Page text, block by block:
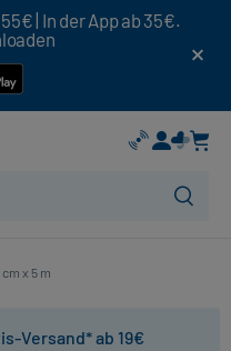
| In der App ab 35€.
x 5 m
Versand* ab 19€